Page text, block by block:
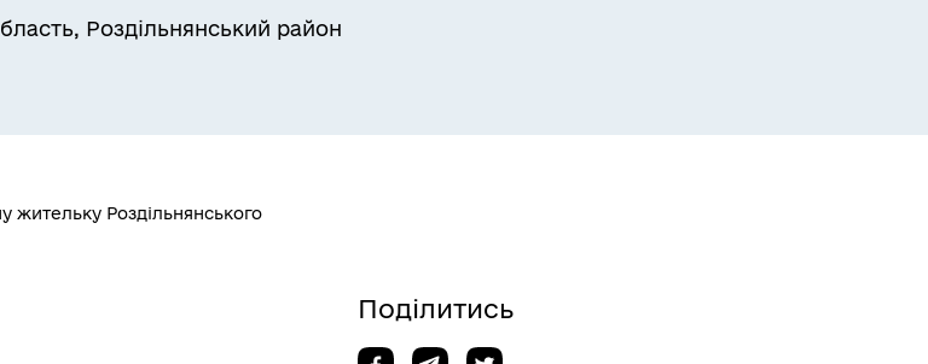
сімей
Роздільнянський район
жительку Роздільнянського
Поділитись